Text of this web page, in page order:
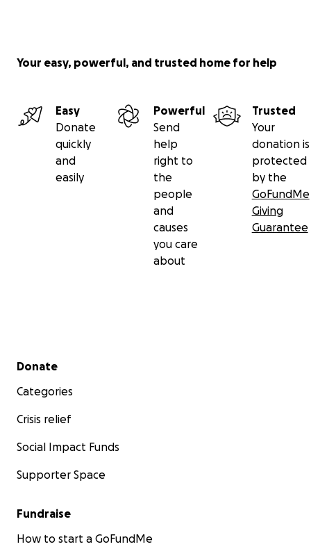
Your easy, powerful, and trusted home for help
Easy
Donate
quickly
and
easily
Powerful
Send
help
right to
the
people
and
causes
you care
about
Trusted
Your
donation is
protected
by the
GoFundMe
Giving
Guarantee
Secondary menu
Donate
Categories
Crisis relief
Social Impact Funds
Supporter Space
Fundraise
How to start a GoFundMe